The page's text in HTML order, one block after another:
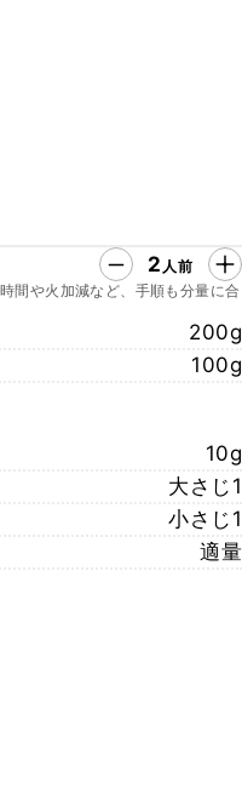
2 人前
間や火加減など、手順も分量に合
200g
100g
10g
大さじ1
小さじ1
適量